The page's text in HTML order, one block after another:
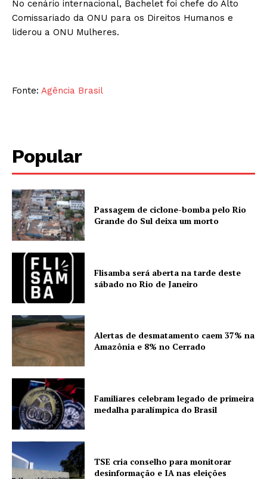
No cenário internacional, Bachelet foi chefe do Alto
Comissariado da ONU para os Direitos Humanos e
liderou a ONU Mulheres.
Fonte: Agência Brasil
Popular
Passagem de ciclone-bomba pelo Rio
Grande do Sul deixa um morto
Flisamba será aberta na tarde deste
sábado no Rio de Janeiro
Alertas de desmatamento caem 37% na
Amazônia e 8% no Cerrado
Familiares celebram legado de primeira
medalha paralímpica do Brasil
TSE cria conselho para monitorar
desinformação e IA nas eleições